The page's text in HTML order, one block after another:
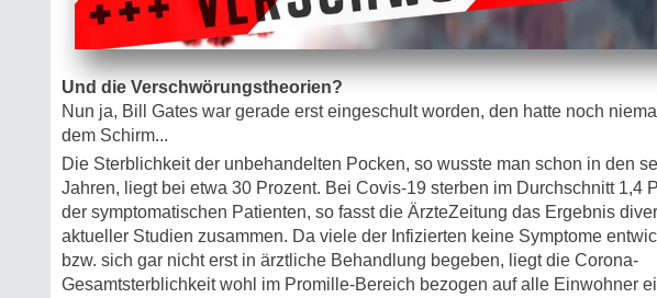
Und die Verschwörungstheorien?
Nun ja, Bill Gates war gerade erst eingeschult worden, den hatte noch
dem Schirm...
Die Sterblichkeit der unbehandelten Pocken, so wusste man schon in den
Jahren, liegt bei etwa 30 Prozent. Bei Covis-19 sterben im Durchschnitt 1,4
der symptomatischen Patienten, so fasst die ÄrzteZeitung das Ergebnis
aktueller Studien zusammen. Da viele der Infizierten keine Symptome
bzw. sich gar nicht erst in ärztliche Behandlung begeben, liegt die Corona-
Gesamtsterblichkeit wohl im Promille-Bereich bezogen auf alle Einwohner